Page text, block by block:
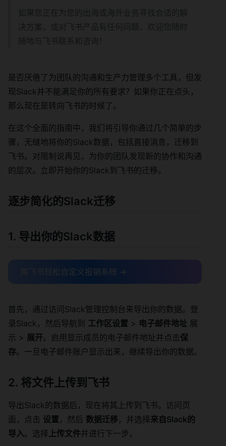
如果您正在为您的出海或海外业务寻找合适的解
决方案，或对飞书产品有任何问题，欢迎您随时
随地与飞书联系和咨询！
是否厌倦了为团队的沟通和生产力管理多个工具，但发
现Slack并不能满足你的所有要求？如果你正在点头，
那么现在是转向飞书的时候了。
在这个全面的指南中，我们将引导你通过几个简单的步
骤，无缝地将你的Slack数据，包括直接消息，迁移到
飞书。对限制说再见，为你的团队发现新的协作和沟通
的层次。立即开始你的Slack到飞书的迁移。
逐步简化的Slack迁移
1. 导出你的Slack数据
用飞书轻松自定义报销系统 →
首先，通过访问Slack管理控制台来导出你的数据。登
录Slack，然后导航到 工作区设置 > 电子邮件地址 展
示 > 展开。启用显示成员的电子邮件地址并点击保
存。一旦电子邮件账户显示出来，继续导出你的数据。
2. 将文件上传到飞书
导出Slack的数据后，现在将其上传到飞书。访问页
面，点击 设置 ，然后 数据迁移，并选择来自Slack的
导入。选择 上传文件并进行下一步。